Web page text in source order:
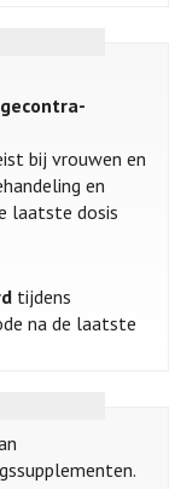
gecontra-
bij vrouwen en
en
laatste dosis
tijdens
na de laatste